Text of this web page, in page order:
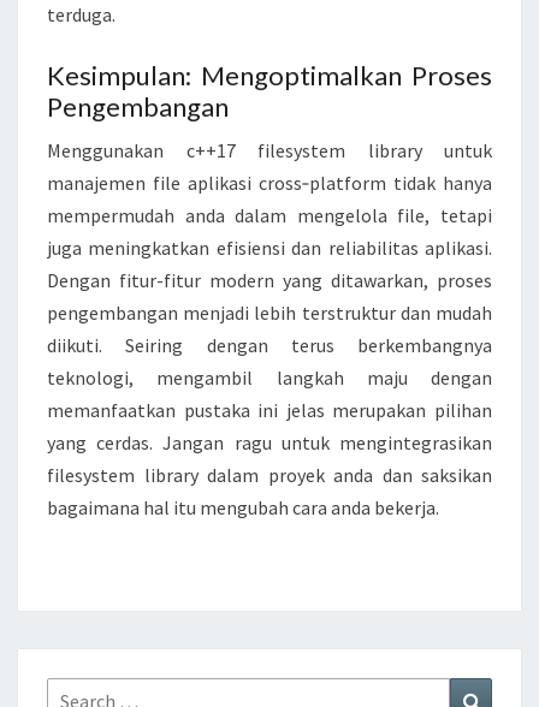
terduga.
Kesimpulan: Mengoptimalkan Proses
Pengembangan
Menggunakan c++17 filesystem library untuk
manajemen file aplikasi cross‑platform tidak hanya
mempermudah anda dalam mengelola file, tetapi
juga meningkatkan efisiensi dan reliabilitas aplikasi.
Dengan fitur-fitur modern yang ditawarkan, proses
pengembangan menjadi lebih terstruktur dan mudah
diikuti. Seiring dengan terus berkembangnya
teknologi, mengambil langkah maju dengan
memanfaatkan pustaka ini jelas merupakan pilihan
yang cerdas. Jangan ragu untuk mengintegrasikan
filesystem library dalam proyek anda dan saksikan
bagaimana hal itu mengubah cara anda bekerja.
Search